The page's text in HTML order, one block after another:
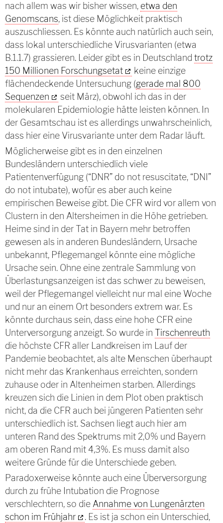
nach allem was wir bisher wissen, etwa den
Genomscans, ist diese Möglichkeit praktisch
auszuschliessen. Es könnte auch natürlich auch sein,
dass lokal unterschiedliche Virusvarianten (etwa
B.1.1.7) grassieren. Leider gibt es in Deutschland trotz
150 Millionen Forschungsetat
keine einzige
flächendeckende Untersuchung (gerade mal 800
Sequenzen
seit März), obwohl ich das in der
molekularen Epidemiologie hätte leisten können. In
der Gesamtschau ist es allerdings unwahrscheinlich,
dass hier eine Virusvariante unter dem Radar läuft.
Möglicherweise gibt es in den einzelnen
Bundesländern unterschiedlich viele
Patientenverfügung (“DNR” do not resuscitate, “DNI”
do not intubate), wofür es aber auch keine
empirischen Beweise gibt. Die CFR wird vor allem von
Clustern in den Altersheimen in die Höhe getrieben.
Heime sind in der Tat in Bayern mehr betroffen
gewesen als in anderen Bundesländern, Ursache
unbekannt, Pflegemangel könnte eine mögliche
Ursache sein. Ohne eine zentrale Sammlung von
Überlastungsanzeigen ist das schwer zu beweisen,
weil der Pflegemangel vielleicht nur mal eine Woche
und nur an einem Ort besonders extrem war. Es
könnte durchaus sein, dass eine hohe CFR eine
Unterversorgung anzeigt. So wurde in Tirschenreuth
die höchste CFR aller Landkreisen im Lauf der
Pandemie beobachtet, als alte Menschen überhaupt
nicht mehr das Krankenhaus erreichten, sondern
zuhause oder in Altenheimen starben. Allerdings
kreuzen sich die Linien in dem Plot oben praktisch
nicht, da die CFR auch bei jüngeren Patienten sehr
unterschiedlich ist. Sachsen liegt auch hier am
unteren Rand des Spektrums mit 2,0% und Bayern
am oberen Rand mit 4,3%. Es muss damit also
weitere Gründe für die Unterschiede geben.
Paradoxerweise könnte auch eine Überversorgung
durch zu frühe Intubation die Prognose
verschlechtern, so die Annahme von Lungenärzten
schon im Frühjahr
. Es ist ja schon ein Unterschied,